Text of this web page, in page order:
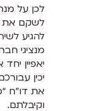
לכן על
לשקם את
להגיע
מנציגי
יאפיין
יכין
את דו”ח
וקיבלתם.